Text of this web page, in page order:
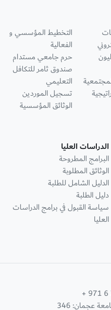
التخطيط المؤسسي و
الفعالية
حرم جامعي مستدام
صندوق ثامر للتكافل
التعليمي
تسجيل الموردين
الوثائق المؤسسية
الدراسات العليا
البرامج المطروحة
الوثائق المطلوبة
الدليل الشامل للطلبة
دليل الطلبة
سياسة القبول في برامج الدراسات
العليا
+ 971
عجمان: 346